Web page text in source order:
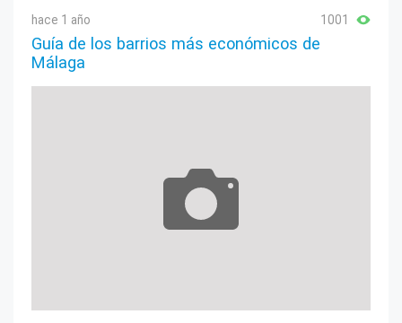
hace 1 año 1001
Guía de los barrios más económicos de
Málaga